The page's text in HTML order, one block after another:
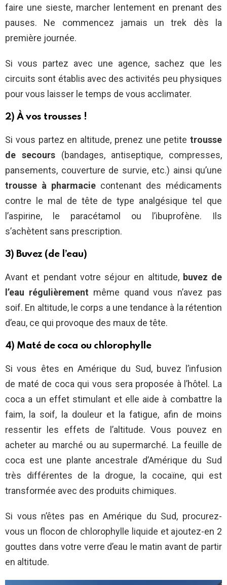
faire une sieste, marcher lentement en prenant des
pauses. Ne commencez jamais un trek dès la
première journée.
Si vous partez avec une agence, sachez que les
circuits sont établis avec des activités peu physiques
pour vous laisser le temps de vous acclimater.
2) À vos trousses !
Si vous partez en altitude, prenez une petite trousse
de secours(bandages, antiseptique, compresses,
pansements, couverture de survie, etc.) ainsi qu’une
trousse à pharmacie contenant des médicaments
contre le mal de tête de type analgésique tel que
l’aspirine, le paracétamol ou l’ibuprofène. Ils
s’achètent sans prescription.
3) Buvez (de l’eau)
Avant et pendant votre séjour en altitude, buvez de
l’eau régulièrement même quand vous n’avez pas
soif. En altitude, le corps a une tendance à la rétention
d’eau, ce qui provoque des maux de tête.
4) Maté de coca ou chlorophylle
Si vous êtes en Amérique du Sud, buvez l’infusion
de maté de coca qui vous sera proposée à l’hôtel. La
coca a un effet stimulant et elle aide à combattre la
faim, la soif, la douleur et la fatigue, afin de moins
ressentir les effets de l’altitude. Vous pouvez en
acheter au marché ou au supermarché. La feuille de
coca est une plante ancestrale d’Amérique du Sud
très différentes de la drogue, la cocaïne, qui est
transformée avec des produits chimiques.
Si vous n’êtes pas en Amérique du Sud, procurez-
vous un flocon de chlorophylle liquide et ajoutez-en 2
gouttes dans votre verre d’eau le matin avant de partir
en altitude.